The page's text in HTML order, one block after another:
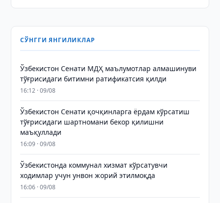
СЎНГГИ ЯНГИЛИКЛАР
Ўзбекистон Сенати МДҲ маълумотлар алмашинуви
тўғрисидаги битимни ратификатсия қилди
16:12 · 09/08
Ўзбекистон Сенати қочқинларга ёрдам кўрсатиш
тўғрисидаги шартномани бекор қилишни
маъқуллади
16:09 · 09/08
Ўзбекистонда коммунал хизмат кўрсатувчи
ходимлар учун унвон жорий этилмоқда
16:06 · 09/08